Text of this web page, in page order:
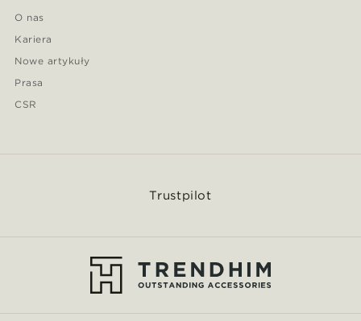
O nas
Kariera
Nowe artykuły
Prasa
CSR
Trustpilot